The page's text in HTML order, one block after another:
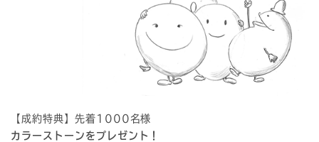
【成約特典】先着1000名様
カラーストーンをプレゼント！